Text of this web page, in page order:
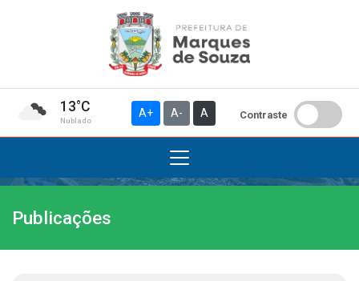
13°C
Nublado
A+ A- A Contraste
Institucional
A Prefeitura
Publicações